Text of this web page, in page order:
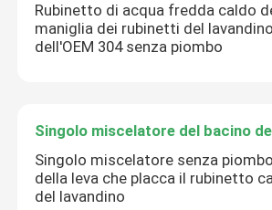
Rubinetto di acqua fredda caldo
maniglia dei rubinetti del
dell'OEM 304 senza piombo
Singolo miscelatore del bacino
Singolo miscelatore senza
della leva che placca il rubinetto
del lavandino